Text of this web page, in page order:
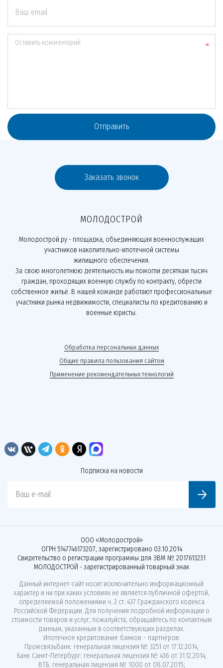
Ваш email
Оставить комментарий
Отправить
Заказать звонок
МОЛОДОСТРОЙ
Молодострой.ру - площадка, объединяющая военнослужащих
участников накопительно-ипотечной системы
жилищного обеспечения.
За свою многолетнюю деятельность мы помогли десяткам тысяч
граждан, проходящих военную службу по контракту, обрести
собственное жильё. В нашей команде работают профессиональные
участники рынка недвижимости, специалисты по кредитованию и
военные юристы.
Обработка персональных данных
Общие правила пользования сайтом
Применение рекомендательных технологий
Подписка на новости
Ваш e-mail
ООО «Молодострой»
ОГРН 5147746173207, зарегистрировано 03.10.2014
Свидетельство о регистрации программы для ЭВМ № 2017613231
МОЛОДОСТРОЙ - зарегистрированный товарный знак
Данный интернет-сайт носит исключительно информационный
характер и ни при каких условиях не является публичной офертой,
определяемой положениями ч. 2 ст. 437 Гражданского кодекса
Российской Федерации. Для получения подробной информации о
стоимости товаров и услуг, пожалуйста, обращайтесь по контактным
данным, указанным в соответствующих разделах.
Ипотечное кредитование банков - партнёров:
Промсвязьбанк: генеральная лицензия № 3251 от 17.12.2014;
Банк Санкт-Петербург: генеральная лицензия № 436 от 31.12.2014;
ВТБ: генеральная лицензия № 1000 от 08.07.2015;